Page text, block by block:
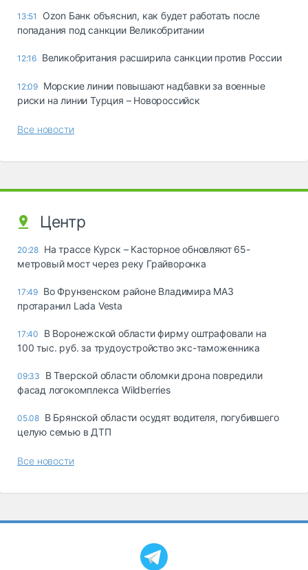
13:51
Ozon Банк объяснил, как будет работать после
попадания под санкции Великобритании
12:16 Великобритания расширила санкции против России
12:09 Морские линии повышают надбавки за военные
риски на линии Турция – Новороссийск
Все новости
Центр
20:28 На трассе Курск – Касторное обновляют 65-
метровый мост через реку Грайворонка
17:49 Во Фрунзенском районе Владимира МАЗ
протаранил Lada Vesta
17:40
В Воронежской области фирму оштрафовали на
100 тыс. руб. за трудоустройство экс-таможенника
09:33
В Тверской области обломки дрона повредили
фасад логокомплекса Wildberries
05.08 В Брянской области осудят водителя, погубившего
целую семью в ДТП
Все новости